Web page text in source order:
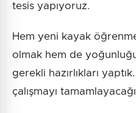
tesis yapıyoruz.
Hem yeni kayak
olmak hem de
gerekli hazırlıkları
çalışmayı